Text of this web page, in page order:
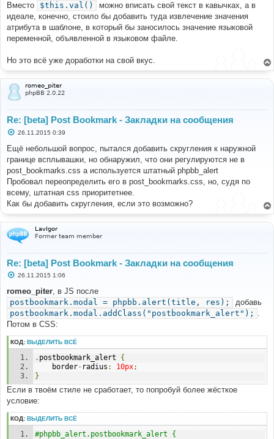
Вместо
$this.val()
можно вписать свой текст в кавычках, а в
идеале, конечно, стоило бы добавить туда извлечение значения
атрибута в шаблоне, в который бы заносилось значение языковой
переменной, объявленной в языковом файле.
Но это всё уже доработки на свой вкус.
romeo_piter
phpBB 2.0.22
Re: [beta] Post Bookmark - Закладки на сообщения
С
о
б
щ
е
н
и
е
26.11.2015 0:39
Ещё небольшой вопрос, пытался добавить скругления к наружной
границе всплывашки, но обнаружил, что они регулируются не в
post_bookmarks.css а используется штатный phpbb_alert
Пробовал переопределить его в post_bookmarks.css, но, судя по
всему, штатная css приоритетнее.
Как бы добавить скругления, если это возможно?
LavIgor
Former team member
Re: [beta] Post Bookmark - Закладки на сообщения
С
о
б
щ
е
н
и
26.11.2015 1:06
romeo_piter, в JS после
postbookmark.modal = phpbb.alert(title, res);
добавь
postbookmark.modal.addClass("postbookmark_alert"); .
Потом в CSS:
КОД: ВЫДЕЛИТЬ ВСЁ
. postbookmark_alert {
	border
- radius : 10px;
}
Если в твоём стиле не сработает, то попробуй более жёсткое
условие:
КОД: ВЫДЕЛИТЬ ВСЁ
#phpbb_alert.postbookmark_alert {